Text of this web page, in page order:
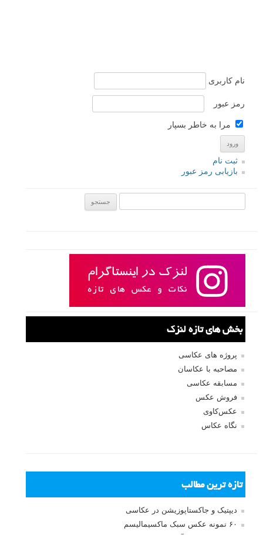
نام کاربری
رمز عبور
مرا به خاطر بسپار
ثبت نام
بازیابی رمز عبور
بخش های تازه لنزک
پروژه های عکاسی
مصاحبه با عکاسان
مسابقه عکاسی
فروش عکس
عکس‌کاوی
نگاه عکاس
تازه ترین مطالب
دیپتیک و جاکستا‌پوزیشن در عکاسی
۶۰ نمونه عکس سبک ماکسیمالیسم